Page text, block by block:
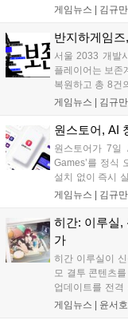
다. 실험체 관찰
대를 모으고 있다
게임뉴스 | 김규만
반지하게임
서울 2033 개발
플레이어는 보존
복원하고 총 8건
이번 게임은 정
개발에 박차를 가
게임뉴스 | 김규만
원스토어, AI
원스토어가 7일
Games’를 정식
설치 없이 즉시
11일부터는 게
있는 환경을 조
으로 기대된다....
게임뉴스 | 김규만
히간: 이루실,
가
히간 이루실이
모 결투 콘텐츠
업데이트를 전격
게임 히간 이루
게임뉴스 | 윤서호